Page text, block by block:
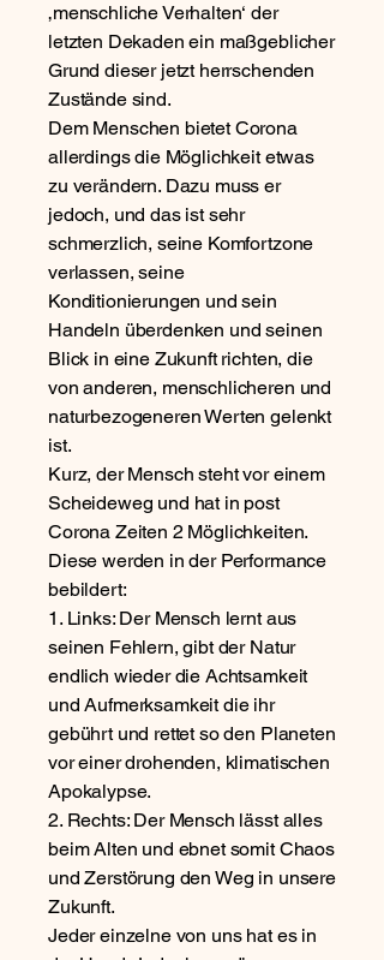
‚menschliche Verhalten‘ der
letzten Dekaden ein maßgeblicher
Grund dieser jetzt herrschenden
Zustände sind.
Dem Menschen bietet Corona
allerdings die Möglichkeit etwas
zu verändern. Dazu muss er
jedoch, und das ist sehr
schmerzlich, seine Komfortzone
verlassen, seine
Konditionierungen und sein
Handeln überdenken und seinen
Blick in eine Zukunft richten, die
von anderen, menschlicheren und
naturbezogeneren Werten gelenkt
ist.
Kurz, der Mensch steht vor einem
Scheideweg und hat in post
Corona Zeiten 2 Möglichkeiten.
Diese werden in der Performance
bebildert:
1. Links: Der Mensch lernt aus
seinen Fehlern, gibt der Natur
endlich wieder die Achtsamkeit
und Aufmerksamkeit die ihr
gebührt und rettet so den Planeten
vor einer drohenden, klimatischen
Apokalypse.
2. Rechts: Der Mensch lässt alles
beim Alten und ebnet somit Chaos
und Zerstörung den Weg in unsere
Zukunft.
Jeder einzelne von uns hat es in